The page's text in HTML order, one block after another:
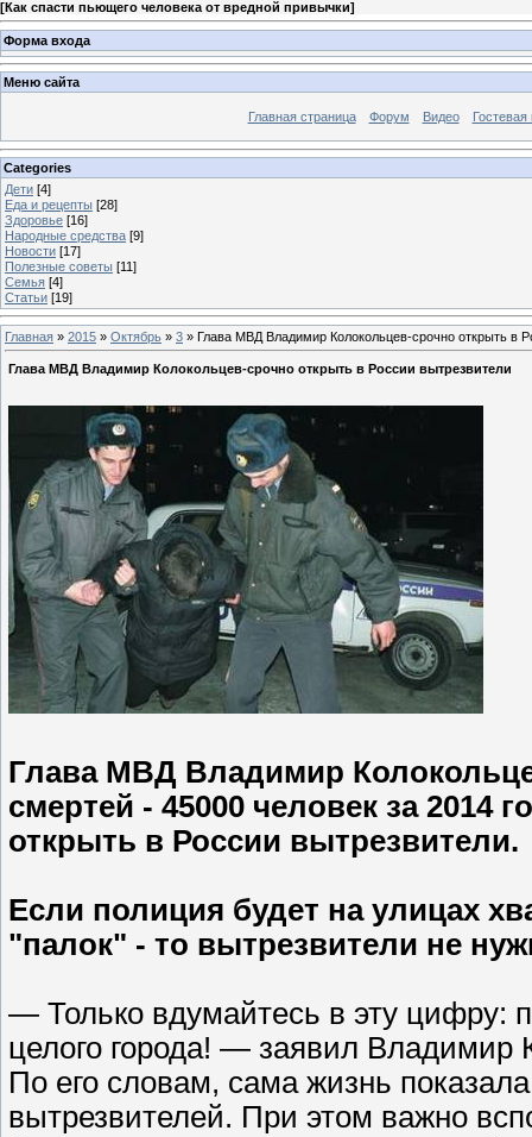
[Как спасти пьющего человека от вредной привычки]
Форма входа
Меню сайта
Главная страница Форум Видео Гостевая
Categories
Дети [4]
Еда и рецепты [28]
Здоровье [16]
Народные средства [9]
Новости [17]
Полезные советы [11]
Семья [4]
Статьи [19]
Главная » 2015 » Октябрь » 3 » Глава МВД Владимир Колокольцев-срочно открыть в
Глава МВД Владимир Колокольцев-срочно открыть в России вытрезвители
Глава МВД Владимир
смертей - 45000 человек за 2014
открыть в России вытрезвители.
Если полиция будет на улицах
"палок" - то вытрезвители не
— Только вдумайтесь в эту цифру:
целого города! — заявил Владимир
По его словам, сама жизнь
вытрезвителей. При этом важно